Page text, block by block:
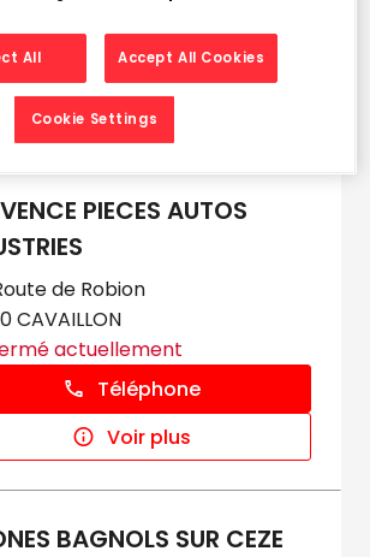
Téléphone
Voir plus
PIECES AUTOS
de Robion
CAVAILLON
actuellement
Téléphone
Voir plus
BAGNOLS SUR CEZE
All Accept All Cookies
Cookie Settings